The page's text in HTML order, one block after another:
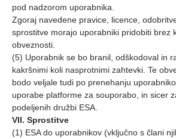
pod nadzorom uporabnika.
Zgoraj navedene pravice, licence,
sprostitve morajo uporabniki pridobiti brez
obveznosti.
(5) Uporabnik se bo branil, odškodoval in
kakršnimi koli nasprotnimi zahtevki. Te
bodo veljale tudi po prenehanju
uporabe platforme za souporabo, in sicer
podeljenih družbi ESA.
VII. Sprostitve
(1) ESA do uporabnikov (vključno s člani